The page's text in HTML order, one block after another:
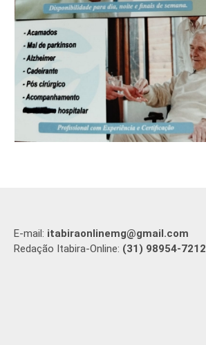
E-mail: itabiraonlinemg@gmail.com
Redação Itabira-Online: (31) 98954-7212